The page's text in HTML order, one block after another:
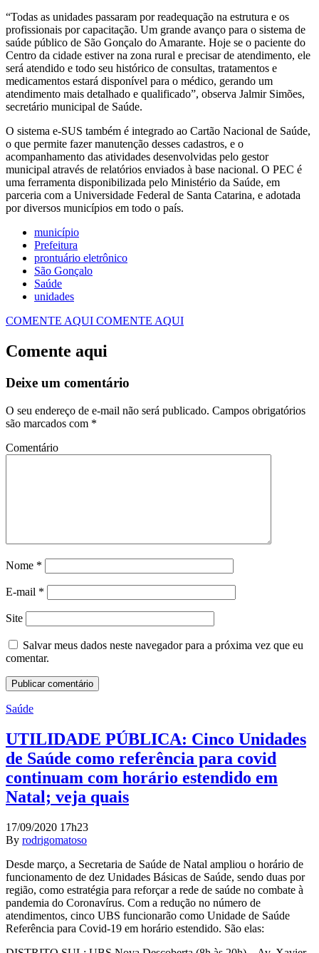
“Todas as unidades passaram por readequação na estrutura e os
profissionais por capacitação. Um grande avanço para o sistema de
saúde público de São Gonçalo do Amarante. Hoje se o paciente do
Centro da cidade estiver na zona rural e precisar de atendimento, ele
será atendido e todo seu histórico de consultas, tratamentos e
medicamentos estará disponível para o médico, gerando um
atendimento mais detalhado e qualificado”, observa Jalmir Simões,
secretário municipal de Saúde.
O sistema e-SUS também é integrado ao Cartão Nacional de Saúde,
o que permite fazer manutenção desses cadastros, e o
acompanhamento das atividades desenvolvidas pelo gestor
municipal através de relatórios enviados à base nacional. O PEC é
uma ferramenta disponibilizada pelo Ministério da Saúde, em
parceria com a Universidade Federal de Santa Catarina, e adotada
por diversos municípios em todo o país.
município
Prefeitura
prontuário eletrônico
São Gonçalo
Saúde
unidades
COMENTE AQUI COMENTE AQUI
Comente aqui
Deixe um comentário
O seu endereço de e-mail não será publicado. Campos obrigatórios
são marcados com *
Comentário
Nome *
E-mail *
Site
Salvar meus dados neste navegador para a próxima vez que eu
comentar.
Saúde
UTILIDADE PÚBLICA: Cinco Unidades
de Saúde como referência para covid
continuam com horário estendido em
Natal; veja quais
17/09/2020 17h23
By rodrigomatoso
Desde março, a Secretaria de Saúde de Natal ampliou o horário de
funcionamento de dez Unidades Básicas de Saúde, sendo duas por
região, como estratégia para reforçar a rede de saúde no combate à
pandemia do Coronavírus. Com a redução no número de
atendimentos, cinco UBS funcionarão como Unidade de Saúde
Referência para Covid-19 em horário estendido. São elas: